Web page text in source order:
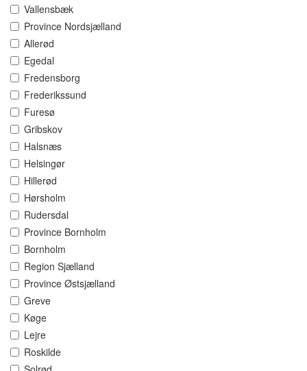
Vallensbæk
Province Nordsjælland
Allerød
Egedal
Fredensborg
Frederikssund
Furesø
Gribskov
Halsnæs
Helsingør
Hillerød
Hørsholm
Rudersdal
Province Bornholm
Bornholm
Region Sjælland
Province Østsjælland
Greve
Køge
Lejre
Roskilde